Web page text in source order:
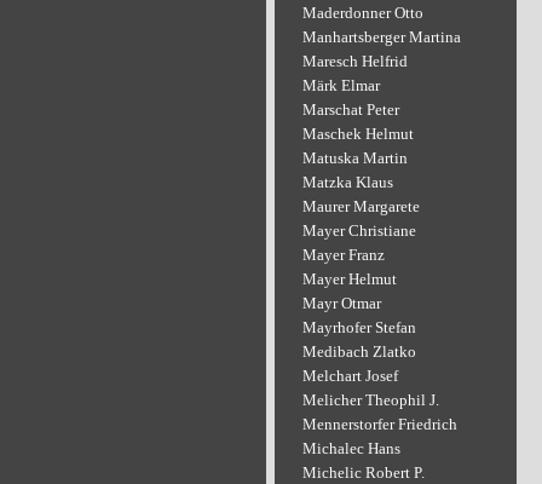
Maderdonner Otto
Manhartsberger Martina
Maresch Helfrid
Märk Elmar
Marschat Peter
Maschek Helmut
Matuska Martin
Matzka Klaus
Maurer Margarete
Mayer Christiane
Mayer Franz
Mayer Helmut
Mayr Otmar
Mayrhofer Stefan
Medibach Zlatko
Melchart Josef
Melicher Theophil J.
Mennerstorfer Friedrich
Michalec Hans
Michelic Robert P.